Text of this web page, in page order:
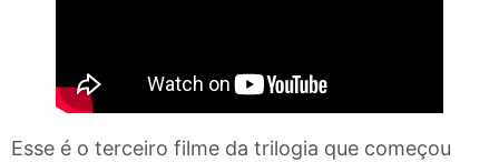
Esse é o terceiro filme da trilogia que começou